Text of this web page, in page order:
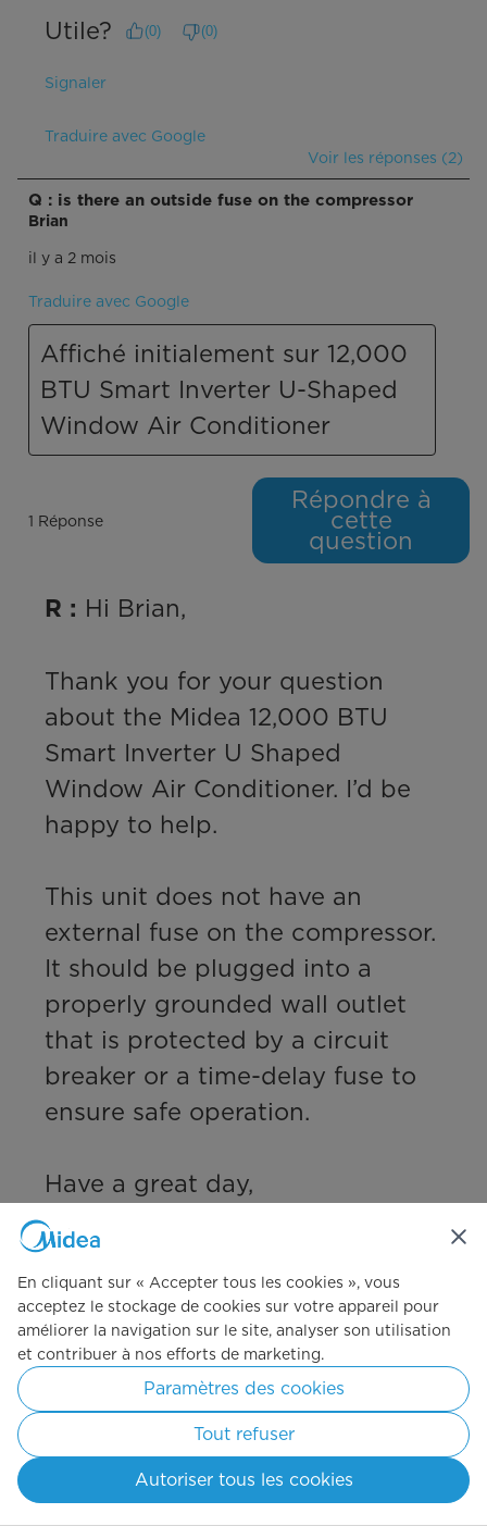
Utile? (0) (0)
Signaler
Traduire avec Google
Voir les réponses (2)
Q : is there an outside fuse on the compressor
Brian
il y a 2 mois
Traduire avec Google
Affiché initialement sur 12,000
BTU Smart Inverter U-Shaped
Window Air Conditioner
1 Réponse
Répondre à
cette
question
R : Hi Brian,
Thank you for your question
about the Midea 12,000 BTU
Smart Inverter U Shaped
Window Air Conditioner. I’d be
happy to help.
This unit does not have an
external fuse on the compressor.
It should be plugged into a
properly grounded wall outlet
that is protected by a circuit
breaker or a time-delay fuse to
ensure safe operation.
Have a great day,
Midea Customer Care
Camille
il y a 2 mois
Utile? (0) (0)
Signaler
Q : Is this model in recall does it have mold problems
Safi18
En cliquant sur « Accepter tous les cookies », vous
acceptez le stockage de cookies sur votre appareil pour
améliorer la navigation sur le site, analyser son utilisation
et contribuer à nos efforts de marketing.
Paramètres des cookies
Tout refuser
Autoriser tous les cookies